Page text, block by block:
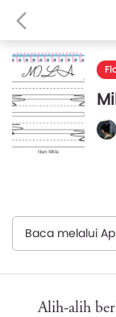
Baca melalui
Alih-alih